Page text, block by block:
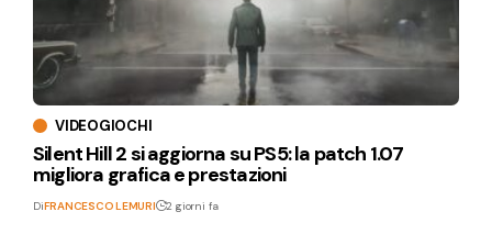
VIDEOGIOCHI
Silent Hill 2 si aggiorna su PS5: la patch 1.07
migliora grafica e prestazioni
DiFRANCESCO LEMURI 2 giorni fa